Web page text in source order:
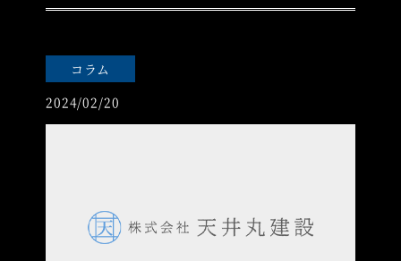
コラム
2024/02/20